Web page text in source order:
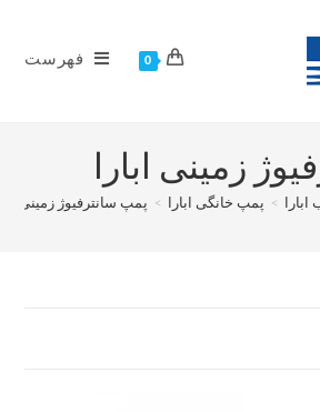
0 فهرست
زمینی ابارا
> پمپ خانگی ابارا > پمپ سانترفیوژ زمینی